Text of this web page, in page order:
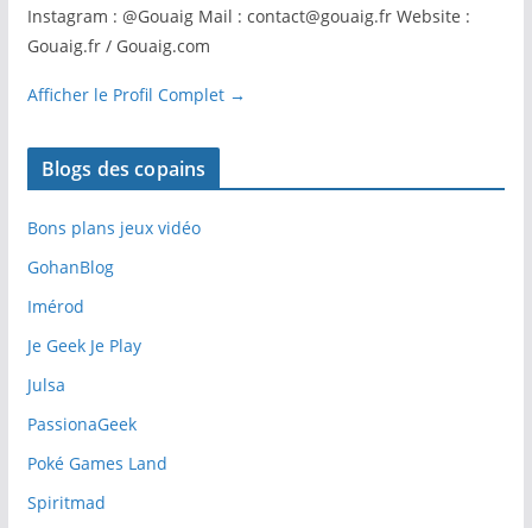
Instagram : @Gouaig Mail : contact@gouaig.fr Website :
Gouaig.fr / Gouaig.com
Afficher le Profil Complet →
Blogs des copains
Bons plans jeux vidéo
GohanBlog
Imérod
Je Geek Je Play
Julsa
PassionaGeek
Poké Games Land
Spiritmad